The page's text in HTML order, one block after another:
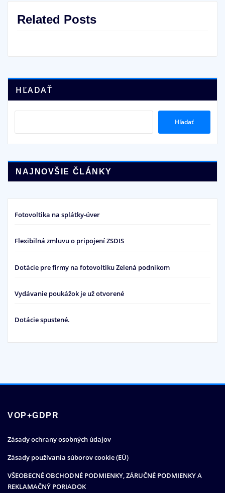
Related Posts
HĽADAŤ
Hľadať
NAJNOVŠIE ČLÁNKY
Fotovoltika na splátky-úver
Flexibilná zmluvu o pripojení ZSDIS
Dotácie pre firmy na fotovoltiku Zelená podnikom
Vydávanie poukážok je už otvorené
Dotácie spustené.
VOP+GDPR
Zásady ochrany osobných údajov
Zásady používania súborov cookie (EÚ)
VŠEOBECNÉ OBCHODNÉ PODMIENKY, ZÁRUČNÉ PODMIENKY A
REKLAMAČNÝ PORIADOK